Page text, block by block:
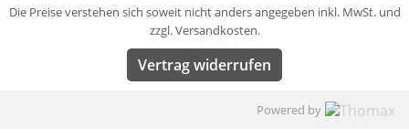
Die Preise verstehen sich soweit nicht anders angegeben inkl. MwSt. und
zzgl. Versandkosten.
Vertrag widerrufen
Powered by